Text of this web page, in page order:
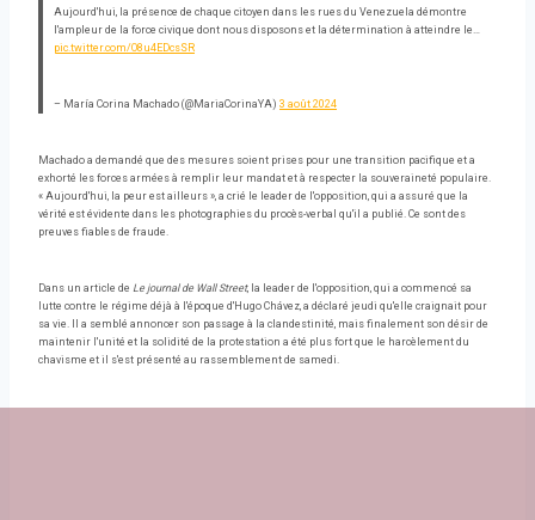
Aujourd'hui, la présence de chaque citoyen dans les rues du Venezuela démontre
l'ampleur de la force civique dont nous disposons et la détermination à atteindre le…
pic.twitter.com/O8u4EDcsSR
– María Corina Machado (@MariaCorinaYA) 3 août 2024
Machado a demandé que des mesures soient prises pour une transition pacifique et a
exhorté les forces armées à remplir leur mandat et à respecter la souveraineté populaire.
« Aujourd'hui, la peur est ailleurs », a crié le leader de l'opposition, qui a assuré que la
vérité est évidente dans les photographies du procès-verbal qu'il a publié. Ce sont des
preuves fiables de fraude.
Dans un article de Le journal de Wall Street, la leader de l'opposition, qui a commencé sa
lutte contre le régime déjà à l'époque d'Hugo Chávez, a déclaré jeudi qu'elle craignait pour
sa vie. Il a semblé annoncer son passage à la clandestinité, mais finalement son désir de
maintenir l'unité et la solidité de la protestation a été plus fort que le harcèlement du
chavisme et il s'est présenté au rassemblement de samedi.